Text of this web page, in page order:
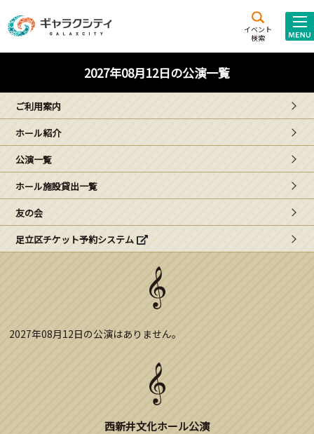
イベント
検索
施設案内
西新井
文化ホール
ギャラクシティとは
こどもみーてぃんぐ
Gがくえん
ブランドからのお知らせ
2027年08月12日の公演一覧
ご利用案内
ホール紹介
公演一覧
ホール施設貸出一覧
友の会
足立区チケット予約システム
2027年08月12日の公演はありません。
西新井文化ホール公演